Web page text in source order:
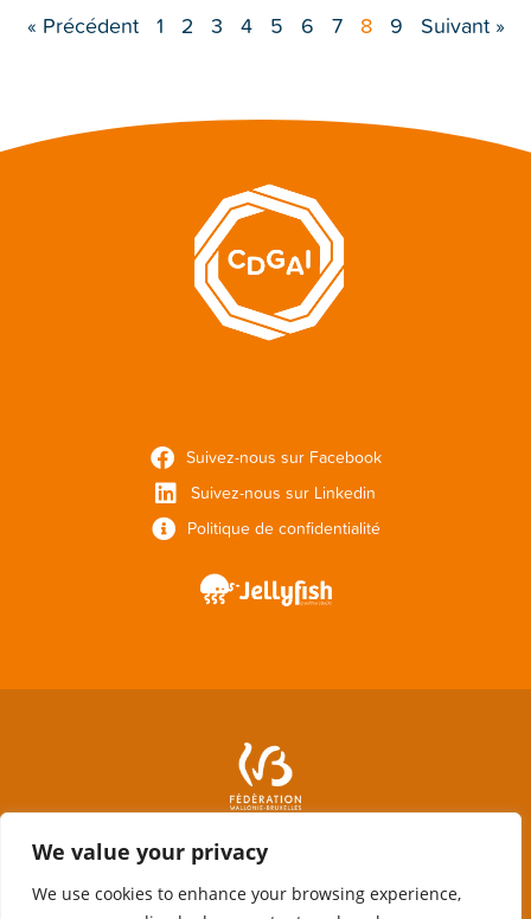
We value your privacy
We use cookies to enhance your browsing experience,
« Précédent 1 2 3 4 5 6 7 8 9 Suivant »
Suivez-nous sur Facebook
Suivez-nous sur Linkedin
Politique de confidentialité